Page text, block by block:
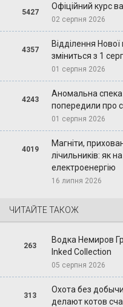
5427
Офіційний курс
02 серпня 2026
4357
Відділення
зміниться з 1
01 серпня 2026
4243
Аномальна спека
попередили про
01 серпня 2026
4019
Магніти,
лічильників: як
електроенергію
16 липня 2026
ЧИТАЙТЕ ТАКОЖ
263
Водка Немиров
Inked Collection
05 серпня 2026
313
Охота без
делают котов